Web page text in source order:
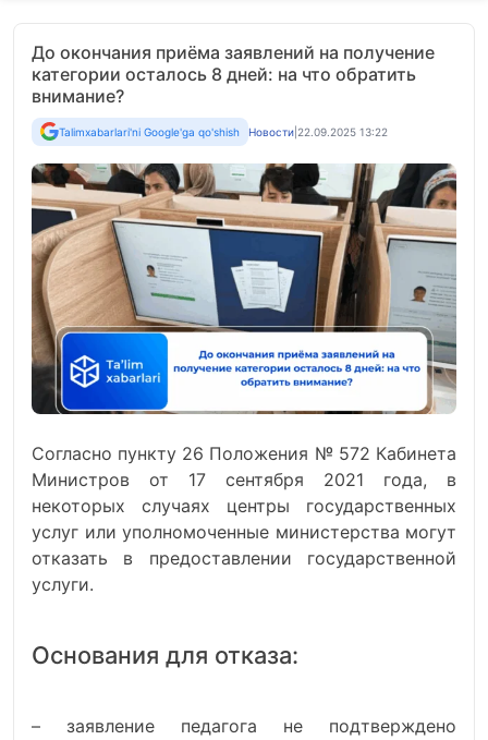
До окончания приёма заявлений на получение
категории осталось 8 дней: на что обратить
внимание?
Talimxabarlari'ni Google'ga qo'shish Новости 22.09.2025 13:22
Согласно пункту 26 Положения № 572 Кабинета
Министров от 17 сентября 2021 года, в
некоторых случаях центры государственных
услуг или уполномоченные министерства могут
отказать в предоставлении государственной
услуги.
Основания для отказа:
– заявление педагога не подтверждено